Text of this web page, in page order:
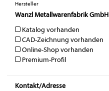
Hersteller
Wanzl Metallwarenfabrik GmbH
Katalog vorhanden
CAD-Zeichnung vorhanden
Online-Shop vorhanden
Premium-Profil
Kontakt/Adresse